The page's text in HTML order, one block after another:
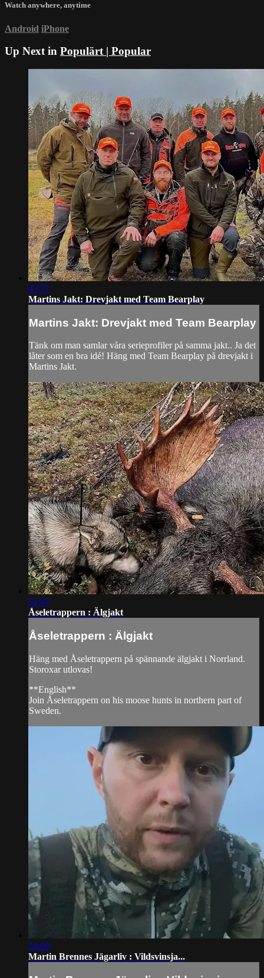
Watch anywhere, anytime
Android iPhone
Up Next in Populärt | Popular
47:27
Martins Jakt: Drevjakt med Team Bearplay
Martins Jakt: Drevjakt med Team Bearplay
Tänk om man samlar våra serieprofiler på samma jakt.. Ja det
låter som en bra idé! Häng med Team Bearplay på drevjakt i
Martins Jakt.
51:47
Åseletrappern : Älgjakt
Åseletrappern : Älgjakt
Häng med Åseletrappern på spännande älgjakt i Norrland.
Storoxar utlovas!
**English**
Join Åseletrappern on his moose hunts in northern part of
Sweden.
24:09
Martin Brennes Jägarliv : Vildsvinsja...